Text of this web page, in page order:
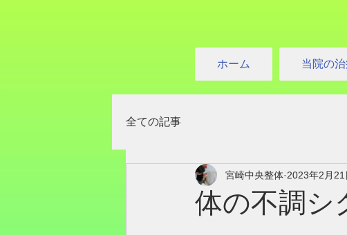
ホーム 当院の
全ての記事
体の不調
宮崎中央整体 2023年2月21